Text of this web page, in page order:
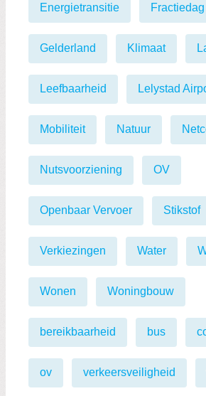
Energietransitie Fractiedag
Gelderland Klimaat
Leefbaarheid Lelystad
Mobiliteit Natuur
Nutsvoorziening OV
Openbaar Vervoer Stikstof
Verkiezingen Water
Wonen Woningbouw
bereikbaarheid bus
ov verkeersveiligheid